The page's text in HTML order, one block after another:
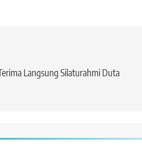
Langsung Silaturahmi Duta